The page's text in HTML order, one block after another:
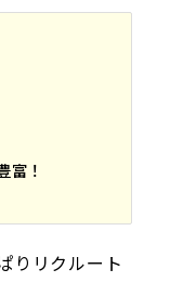
富！
りリクルート